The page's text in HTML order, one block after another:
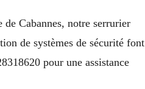
Cabannes, notre serrurier
de systèmes de sécurité font
pour une assistance